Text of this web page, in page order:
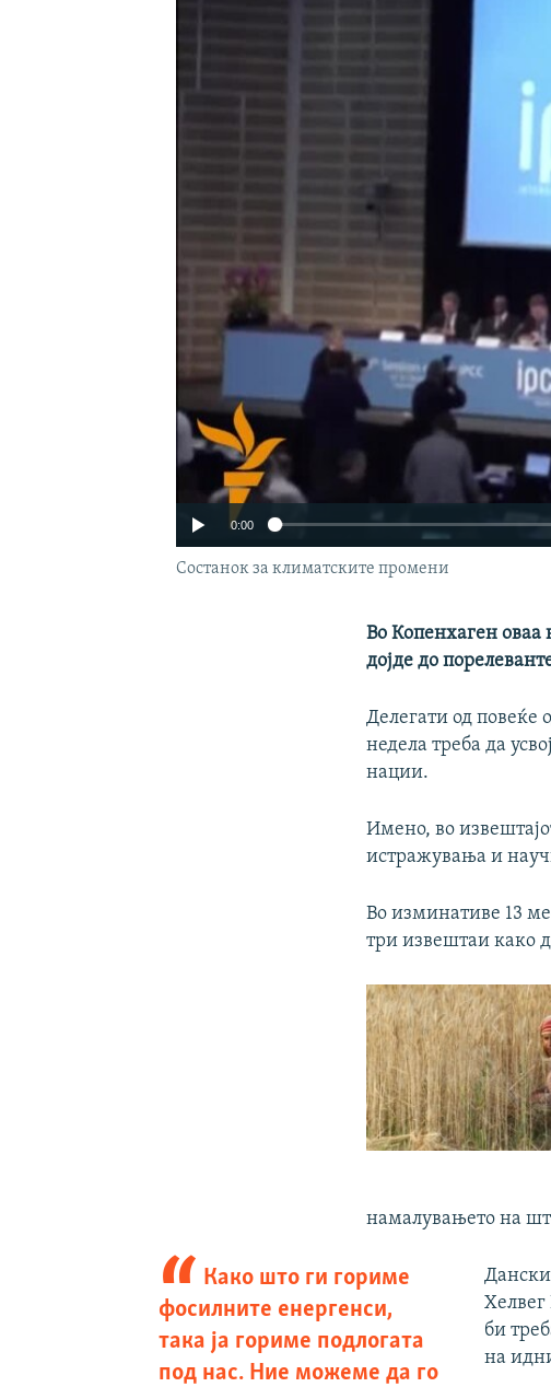
0:00
Состанок за климатските промени
Во Копенхаген оваа
дојде до
Делегати од повеќе
недела треба да
нации.
Имено, во
истражувања и
Во изминативе 13
три извештаи како
намалувањето на
Како што ги гориме
фосилните енергенси,
така ја гориме подлогата
под нас. Ние можеме да го
Хелвег
би
на